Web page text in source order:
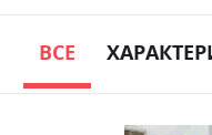
ВСЕ